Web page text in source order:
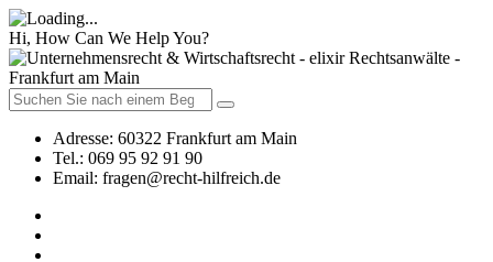
Hi, How Can We Help You?
Adresse: 60322 Frankfurt am Main
Tel.: 069 95 92 91 90
Email: fragen@recht-hilfreich.de